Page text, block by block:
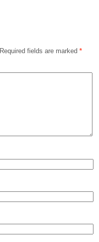
Required fields are marked *